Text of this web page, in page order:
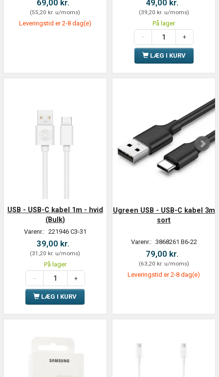
69,00 kr.
(55,20 kr. u/moms)
Leveringstid er 2-8 dag(e)
49,00 kr.
(39,20 kr. u/moms)
På lager
LÆG I KURV
USB - USB-C kabel 1m - hvid
(Bulk)
Varenr.: 221946 C3-31
39,00 kr.
(31,20 kr. u/moms)
På lager
LÆG I KURV
Ugreen USB - USB-C kabel 3m
sort
Varenr.: 3868261 B6-22
79,00 kr.
(63,20 kr. u/moms)
Leveringstid er 2-8 dag(e)